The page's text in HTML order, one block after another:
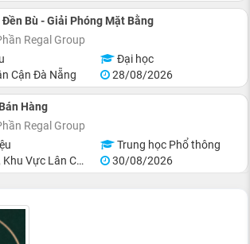
Bù - Giải Phóng Mặt Bằng
Regal Group
Đại học
Cận Đà Nẵng
28/08/2026
Hàng
Regal Group
Trung học Phổ thông
Lân Cận Đà Nẵng
30/08/2026